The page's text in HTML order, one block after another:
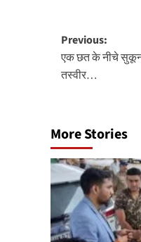
Post
Previous:
एक छत के नीचे सुकून,
तस्वीर…
More Stories